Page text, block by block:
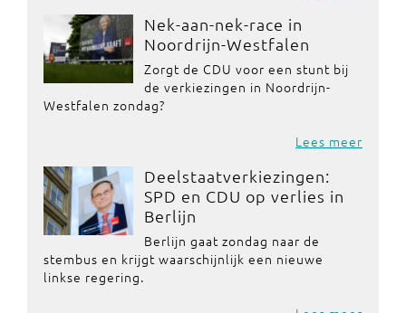
Nek-aan-nek-race in
Noordrijn-Westfalen
Zorgt de CDU voor een stunt bij
de verkiezingen in Noordrijn-
Westfalen zondag?
Lees meer
Deelstaatverkiezingen:
SPD en CDU op verlies in
Berlijn
Berlijn gaat zondag naar de
stembus en krijgt waarschijnlijk een nieuwe
linkse regering.